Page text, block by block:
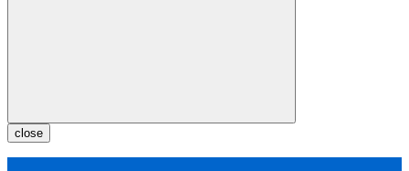
close